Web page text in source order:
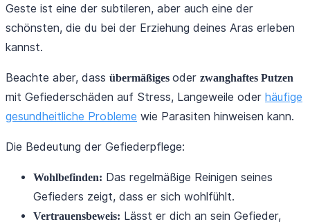
Geste ist eine der subtileren, aber auch eine der
schönsten, die du bei der Erziehung deines Aras erleben
kannst.
Beachte aber, dass übermäßiges oder zwanghaftes Putzen
mit Gefiederschäden auf Stress, Langeweile oder häufige
gesundheitliche Probleme wie Parasiten hinweisen kann.
Die Bedeutung der Gefiederpflege:
Wohlbefinden: Das regelmäßige Reinigen seines
Gefieders zeigt, dass er sich wohlfühlt.
Vertrauensbeweis: Lässt er dich an sein Gefieder,